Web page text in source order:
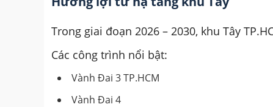
Trong giai đoạn 2026 – 2030, khu Tây
Các công trình nổi bật:
Vành Đai 3 TP.HCM
Vành Đai 4